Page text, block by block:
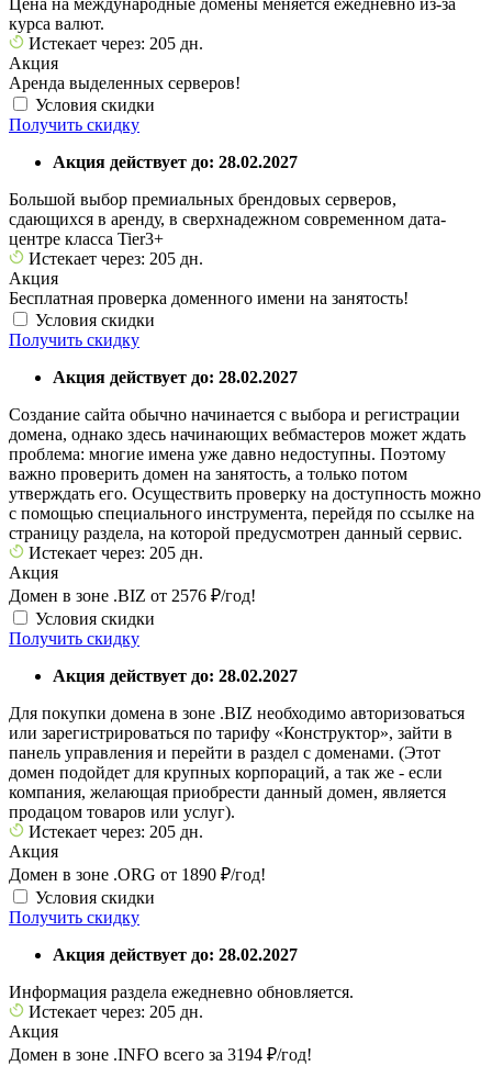
курса валют.
Истекает через: 205 дн.
Акция
Аренда выделенных серверов!
Условия скидки
Получить скидку
Акция действует до: 28.02.2027
Большой выбор премиальных брендовых серверов,
сдающихся в аренду, в сверхнадежном современном дата-
центре класса Tier3+
Истекает через: 205 дн.
Акция
Бесплатная проверка доменного имени на занятость!
Условия скидки
Получить скидку
Акция действует до: 28.02.2027
Создание сайта обычно начинается с выбора и регистрации
домена, однако здесь начинающих вебмастеров может ждать
проблема: многие имена уже давно недоступны. Поэтому
важно проверить домен на занятость, а только потом
утверждать его. Осуществить проверку на доступность можно
с помощью специального инструмента, перейдя по ссылке на
страницу раздела, на которой предусмотрен данный сервис.
Истекает через: 205 дн.
Акция
Домен в зоне .BIZ от 2576 ₽/год!
Условия скидки
Получить скидку
Акция действует до: 28.02.2027
Для покупки домена в зоне .BIZ необходимо авторизоваться
или зарегистрироваться по тарифу «Конструктор», зайти в
панель управления и перейти в раздел с доменами. (Этот
домен подойдет для крупных корпораций, а так же - если
компания, желающая приобрести данный домен, является
продацом товаров или услуг).
Истекает через: 205 дн.
Акция
Домен в зоне .ORG от 1890 ₽/год!
Условия скидки
Получить скидку
Акция действует до: 28.02.2027
Информация раздела ежедневно обновляется.
Истекает через: 205 дн.
Акция
Домен в зоне .INFO всего за 3194 ₽/год!